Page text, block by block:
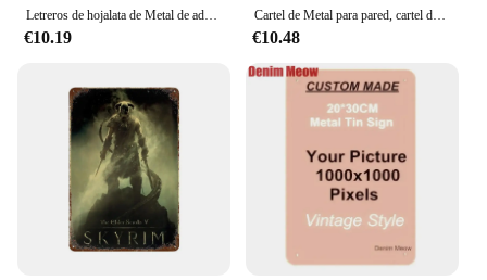
Letreros de hojalata de Metal de advertencia Vintage No Stupid People Beyoud, decoración de pared de este punto para el hogar, bares, garaje, cafetería, Club, hombre, cueva, Pubs Retro
€10.19
Cartel de Metal para pared, cartel de estaño, pintura de hierro Vintage, decoración para cafetería, restaurante, Club y Bar, café, Pizza, cerveza y Cola
€10.48